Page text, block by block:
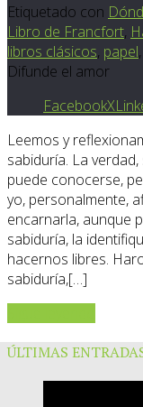
Etiquetado con
Libro de Francfort,
libros clásicos, papel,
Difunde el amor
FacebookX
Leemos y
sabiduría. La
puede conocerse,
yo, personalmente,
encarnarla, aunque
sabiduría, la
hacernos libres.
sabiduría,[…]
ÚLTIMAS